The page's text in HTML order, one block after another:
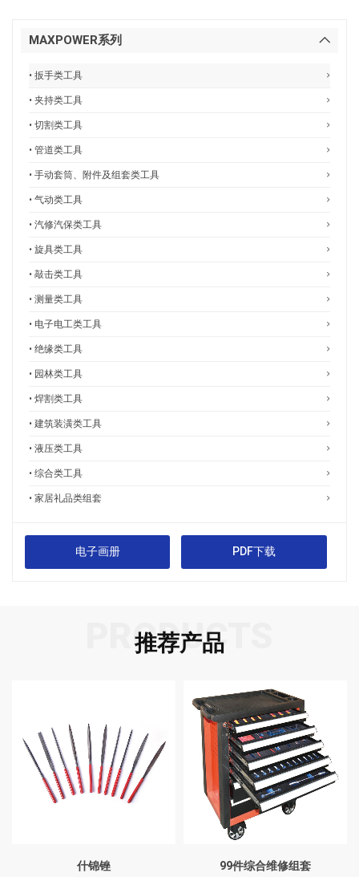
MAXPOWER系列
• 扳手类工具
• 夹持类工具
• 切割类工具
• 管道类工具
• 手动套筒、附件及组套类工具
• 气动类工具
• 汽修汽保类工具
• 旋具类工具
• 敲击类工具
• 测量类工具
• 电子电工类工具
• 绝缘类工具
• 园林类工具
• 焊割类工具
• 建筑装潢类工具
• 液压类工具
• 综合类工具
• 家居礼品类组套
电子画册 PDF下载
推荐产品
PRODUCTS
99件综合维修组套 短直头多功能航空剪